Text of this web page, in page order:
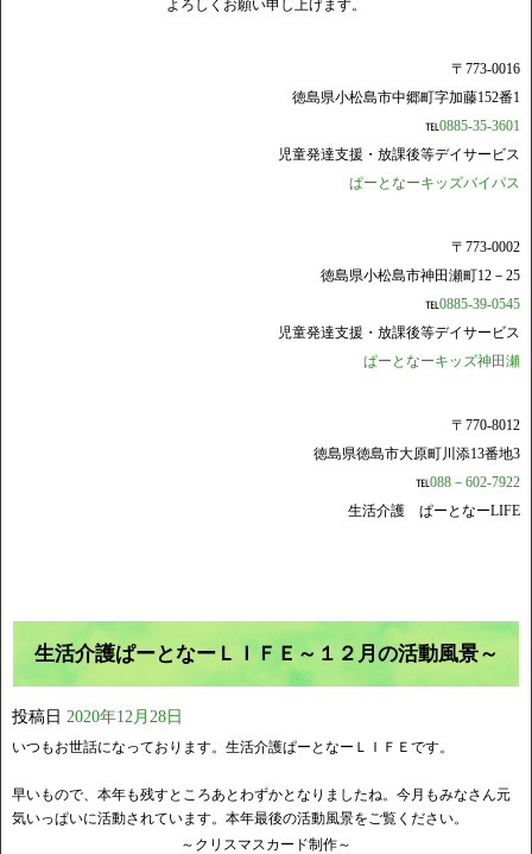
よろしくお願い申し上げます。
〒773-0016
徳島県小松島市中郷町字加藤152番1
℡0885-35-3601
児童発達支援・放課後等デイサービス
ぱーとなーキッズバイパス
〒773-0002
徳島県小松島市神田瀬町12－25
℡0885-39-0545
児童発達支援・放課後等デイサービス
ぱーとなーキッズ神田瀬
〒770-8012
徳島県徳島市大原町川添13番地3
℡088－602-7922
生活介護 ぱーとなーLIFE
生活介護ぱーとなーＬＩＦＥ～１２月の活動風景～
投稿日 2020年12月28日
いつもお世話になっております。生活介護ぱーとなーＬＩＦＥです。
早いもので、本年も残すところあとわずかとなりましたね。今月もみなさん元
気いっぱいに活動されています。本年最後の活動風景をご覧ください。
～クリスマスカード制作～